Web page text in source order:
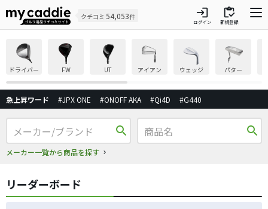
クチコミ 54,053件 login
ログイン
inventory
新規登録
ドライバー FW UT アイアン ウェッジ パター
急上昇ワード #JPX ONE #ONOFF AKA #Qi4D #G440
search
メーカー一覧から商品を探す
search
リーダーボード